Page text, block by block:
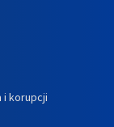
i korupcji